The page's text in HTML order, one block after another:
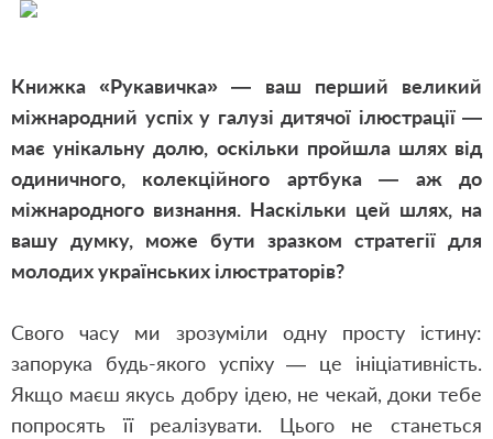
Книжка «Рукавичка» — ваш перший великий
міжнародний успіх у галузі дитячої ілюстрації —
має унікальну долю, оскільки пройшла шлях від
одиничного, колекційного артбука — аж до
міжнародного визнання. Наскільки цей шлях, на
вашу думку, може бути зразком стратегії для
молодих українських ілюстраторів?
Свого часу ми зрозуміли одну просту істину:
запорука будь-якого успіху — це ініціативність.
Якщо маєш якусь добру ідею, не чекай, доки тебе
попросять її реалізувати. Цього не станеться